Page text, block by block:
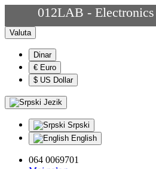
012LAB -
Valuta
Dinar
€ Euro
$ US Dollar
Jezik
Srpski
English
064 0069701